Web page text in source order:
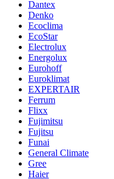
Dantex
Denko
Ecoclima
EcoStar
Electrolux
Energolux
Eurohoff
Euroklimat
EXPERTAIR
Ferrum
Flixx
Fujimitsu
Fujitsu
Funai
General Climate
Gree
Haier